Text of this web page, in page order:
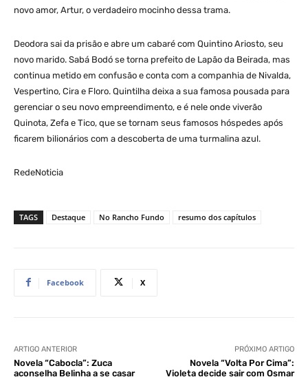
novo amor, Artur, o verdadeiro mocinho dessa trama.
Deodora sai da prisão e abre um cabaré com Quintino Ariosto, seu
novo marido. Sabá Bodó se torna prefeito de Lapão da Beirada, mas
continua metido em confusão e conta com a companhia de Nivalda,
Vespertino, Cira e Floro. Quintilha deixa a sua famosa pousada para
gerenciar o seu novo empreendimento, e é nele onde viverão
Quinota, Zefa e Tico, que se tornam seus famosos hóspedes após
ficarem bilionários com a descoberta de uma turmalina azul.
RedeNoticia
TAGS Destaque No Rancho Fundo resumo dos capítulos
Facebook X
ARTIGO ANTERIOR
Novela “Cabocla”: Zuca
aconselha Belinha a se casar
PRÓXIMO ARTIGO
Novela “Volta Por Cima”:
Violeta decide sair com Osmar